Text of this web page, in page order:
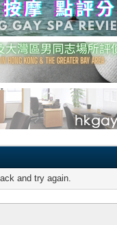
and try again.